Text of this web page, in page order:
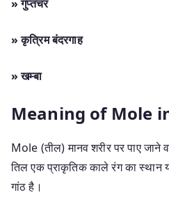
» गुप्तचर
» कृत्रिम बंदरगाह
» खम्बा
Meaning of Mole
Mole (तील) मानव शरीर पर पाए
तिल एक प्राकृतिक काले रंग का स्थान
गांठ है।